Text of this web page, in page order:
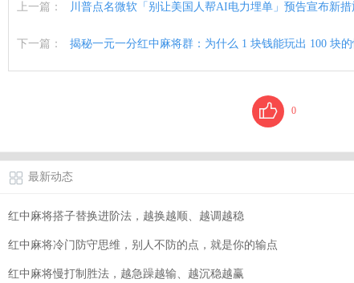
上一篇： 川普点名微软「别让美国人帮AI电力埋单」预告宣布新措
下一篇： 揭秘一元一分红中麻将群：为什么 1 块钱能玩出 100 块的
0
最新动态
红中麻将搭子替换进阶法，越换越顺、越调越稳
红中麻将冷门防守思维，别人不防的点，就是你的输点
红中麻将慢打制胜法，越急躁越输、越沉稳越赢